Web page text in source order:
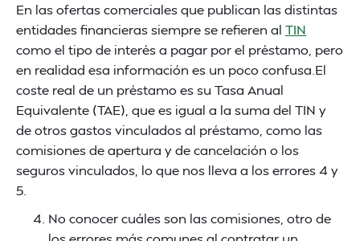
En las ofertas comerciales que publican las distintas
entidades financieras siempre se refieren al TIN
como el tipo de interés a pagar por el préstamo, pero
en realidad esa información es un poco confusa.El
coste real de un préstamo es su Tasa Anual
Equivalente (TAE), que es igual a la suma del TIN y
de otros gastos vinculados al préstamo, como las
comisiones de apertura y de cancelación o los
seguros vinculados, lo que nos lleva a los errores 4 y
5.
No conocer cuáles son las comisiones, otro de